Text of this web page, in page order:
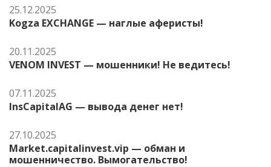
25.12.2025
Kogza EXCHANGE — наглые аферисты!
20.11.2025
VENOM INVEST — мошенники! Не ведитесь!
07.11.2025
InsCapitalAG — вывода денег нет!
27.10.2025
Market.capitalinvest.vip — обман и
мошенничество. Вымогательство!